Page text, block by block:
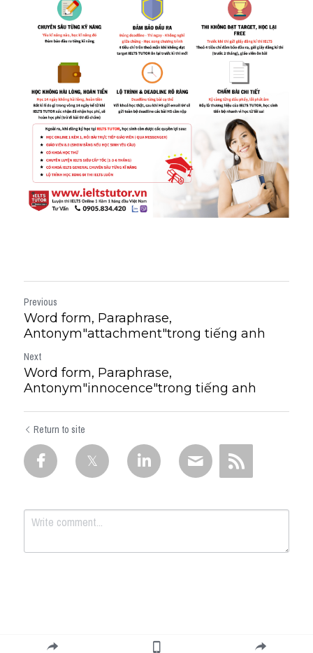
Previous
Word form, Paraphrase,
Antonym"attachment"trong tiếng anh
Next
Word form, Paraphrase,
Antonym"innocence"trong tiếng anh
Return to site
Submit